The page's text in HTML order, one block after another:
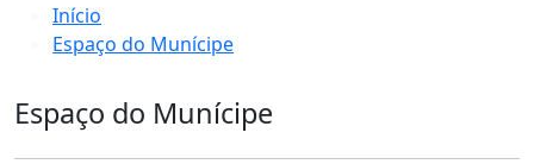
Início
Espaço do Munícipe
Espaço do Munícipe